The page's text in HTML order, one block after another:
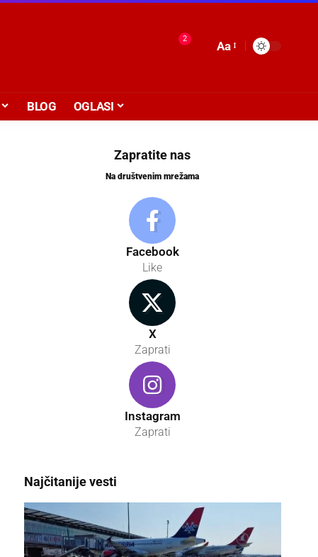
2
Aa
BLOG OGLASI
Zapratite nas
Na društvenim mrežama
Facebook
Like
X
Zaprati
Instagram
Zaprati
Najčitanije vesti